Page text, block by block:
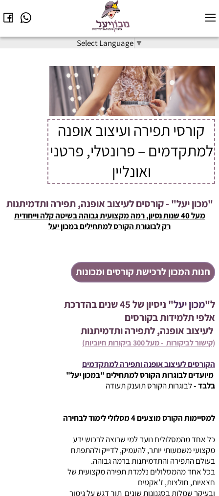
Select Language ▼
קורסי תפירה ועיצוב אופנה
למתקדמים – פרונטלי, פרטני
ואונליין
"מכון יעל" - קורסים לעיצוב אופנה, תפירה ותדמיתנות
מעל 40 שנות נסיון, רמה מקצועית גבוהה בשיטה קלה וייחודית
רק לבוגורת הקורס למתחילים במכון יעל
חנות המכון לרכישת קורסים ומכונות
ל"מכון יעל
" ניסיון של 45 שנים בהדרכת
אלפי תלמידות בקורסים
לעיצוב אופנה, לתפירה ותדמיתנות
(קישור לביקורות - מעל 300 ביקורות חיוביות)
הקורסים לעיצוב אופנה ותפירה למתקדמים
מיועדים לבוגרות הקורס למתחילים "במכון יעל"
בלבד -לבוגרות הקורס תוענק תעודה
למסיימות הקורס מוצעים 4 מסלולי לימוד לבחירה
כל אחד מהמסלולים נועד למי שרוצה לרכוש ידע
מקצועי משמעותי יותר, להעמיק, לדייק ולהתפתח
בעולם התפירה והתדמיתנות ברמה גבוהה.
בכל אחד מהמסלולים נלמדת תפירה מקצועית של
חצאיות, חולצות, ז’אקטים
ובעיקר שמלות בסגנונות שונים תוך דגש על גימור